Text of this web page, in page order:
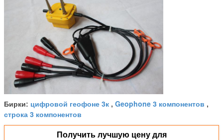
Бирки: цифровой геофоне 3к , Geophone 3 компонентов ,
строка 3 компонентов
Получить лучшую цену для